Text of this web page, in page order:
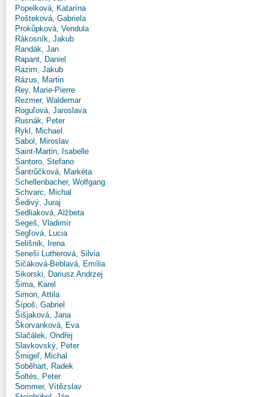
Popelková, Katarína
Pošteková, Gabriela
Prokůpková, Vendula
Rákosník, Jakub
Randák, Jan
Rapant, Daniel
Razim, Jakub
Rázus, Martin
Rey, Marie-Pierre
Rezmer, Waldemar
Roguľová, Jaroslava
Rusnák, Peter
Rykl, Michael
Sabol, Miroslav
Saint-Martin, Isabelle
Santoro, Stefano
Šantrůčková, Markéta
Schellenbacher, Wolfgang
Schvarc, Michal
Šedivý, Juraj
Sedliaková, Alžbeta
Segeš, Vladimír
Segľová, Lucia
Selišnik, Irena
Seneši Lutherová, Silvia
Sičáková-Beblavá, Emília
Sikorski, Dariusz Andrzej
Šima, Karel
Simon, Attila
Šípoš, Gabriel
Šišjaková, Jana
Škorvanková, Eva
Slačálek, Ondřej
Slavkovský, Peter
Šmigeľ, Michal
Soběhart, Radek
Šoltés, Peter
Sommer, Vítězslav